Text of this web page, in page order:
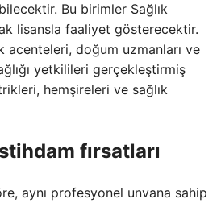
Bu birimler Sağlık
lisansla faaliyet gösterecektir.
acenteleri, doğum uzmanları ve
yetkilileri gerçekleştirmiş
hemşireleri ve sağlık
fırsatları
aynı profesyonel unvana sahip